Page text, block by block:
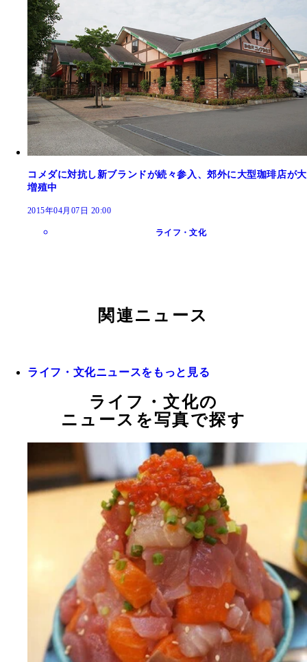
コメダに対抗し新ブランドが続々参入、郊外に大型珈琲店が大
増殖中
2015年04月07日 20:00
ライフ・文化
関連ニュース
ライフ・文化ニュースをもっと見る
ライフ・文化の
ニュースを写真で探す